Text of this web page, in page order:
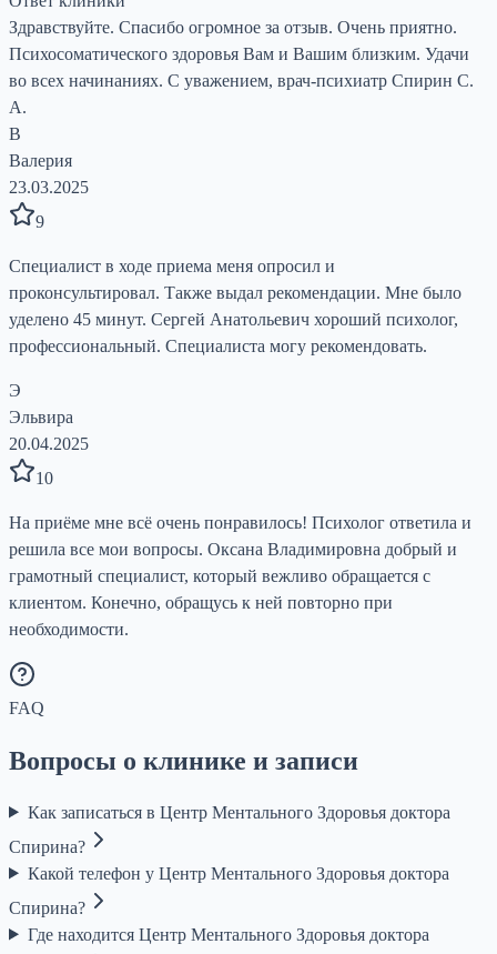
Здравствуйте. Спасибо огромное за отзыв. Очень приятно.
Психосоматического здоровья Вам и Вашим близким. Удачи
во всех начинаниях. С уважением, врач-психиатр Спирин С.
А.
В
Валерия
23.03.2025
9
Специалист в ходе приема меня опросил и
проконсультировал. Также выдал рекомендации. Мне было
уделено 45 минут. Сергей Анатольевич хороший психолог,
профессиональный. Специалиста могу рекомендовать.
Э
Эльвира
20.04.2025
10
На приёме мне всё очень понравилось! Психолог ответила и
решила все мои вопросы. Оксана Владимировна добрый и
грамотный специалист, который вежливо обращается с
клиентом. Конечно, обращусь к ней повторно при
необходимости.
FAQ
Вопросы о клинике и записи
Как записаться в Центр Ментального Здоровья доктора
Спирина?
Какой телефон у Центр Ментального Здоровья доктора
Спирина?
Где находится Центр Ментального Здоровья доктора